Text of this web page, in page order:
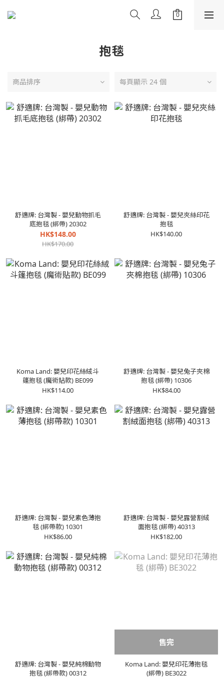
抱毯
商品排序 每頁顯示 24 個
舒適牌: 台灣製 - 嬰兒動物抓毛
底抱毯 (綁帶) 20302
HK$148.00
HK$170.00
舒適牌: 台灣製 - 嬰兒夾絲印花
抱毯
HK$140.00
Koma Land: 嬰兒印花絲絨斗
篷抱毯 (魔術貼款) BE099
HK$114.00
舒適牌: 台灣製 - 嬰兒兔子夾棉
抱毯 (綁帶) 10306
HK$84.00
舒適牌: 台灣製 - 嬰兒素色薄抱
毯 (綁帶款) 10301
HK$86.00
舒適牌: 台灣製 - 嬰兒露營割絨
面抱毯 (綁帶) 40313
HK$182.00
舒適牌: 台灣製 - 嬰兒純棉動物
抱毯 (綁帶款) 00312
售完
Koma Land: 嬰兒印花薄抱毯
(綁帶) BE3022